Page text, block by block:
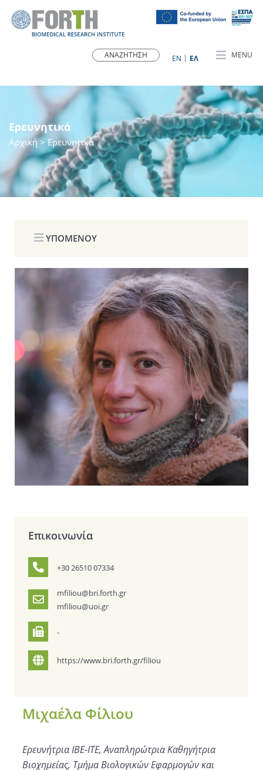
MENU
ΕN ΕΛ
Ερευνητικά
Αρχική> Ερευνητικά
ΥΠΟΜΕΝΟΥ
Επικοινωνία
+30 26510 07334
mfiliou@bri.forth.gr
mfiliou@uoi.gr
-
https://www.bri.forth.gr/filiou
Μιχαέλα Φίλιου
Ερευνήτρια ΙΒΕ-ITE, Αναπληρώτρια Καθηγήτρια
Βιοχημείας, Τμήμα Βιολογικών Εφαρμογών και